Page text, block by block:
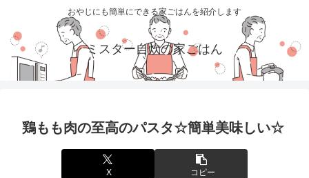
おやじにも簡単にできる家ごはんを紹介します
ミスター自炊の家ごはん
鶏もも肉の至高のパスタ☆簡単美味しい☆
X コピー